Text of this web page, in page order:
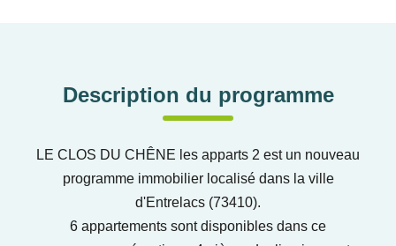
Description du programme
LE CLOS DU CHÊNE les apparts 2 est un nouveau
programme immobilier localisé dans la ville
d'Entrelacs (73410).
6 appartements sont disponibles dans ce